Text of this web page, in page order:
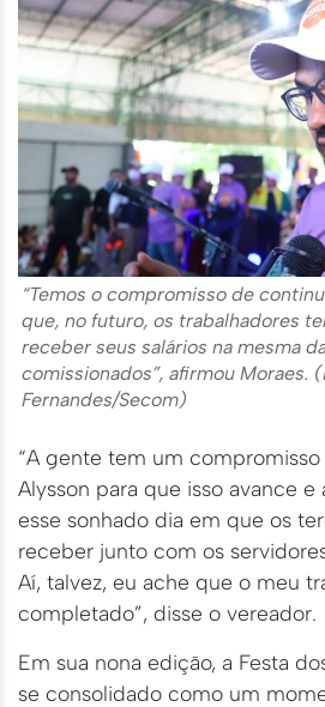
“Temos o compromisso de
que, no futuro, os trabalhadores
receber seus salários na mesma
comissionados”, afirmou Moraes.
Fernandes/Secom)
“A gente tem um
Alysson para que isso avance
esse sonhado dia em que os
receber junto com os
Aí, talvez, eu ache que o meu
completado”, disse o vereador.
Em sua nona edição, a Festa
se consolidado como um